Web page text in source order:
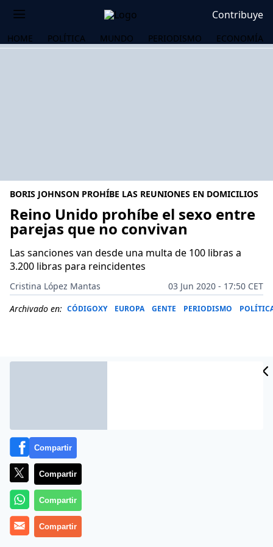
Contribuye
HOME POLÍTICA MUNDO PERIODISMO ECONOMÍA
BORIS JOHNSON PROHÍBE LAS REUNIONES EN DOMICILIOS
Reino Unido prohíbe el sexo entre
parejas que no convivan
Las sanciones van desde una multa de 100 libras a
3.200 libras para reincidentes
Cristina López Mantas
03 Jun 2020 - 17:50 CET
Archivado en: CÓDIGOXY EUROPA GENTE PERIODISMO
Más información
Compartir
Compartir
Compartir
Compartir